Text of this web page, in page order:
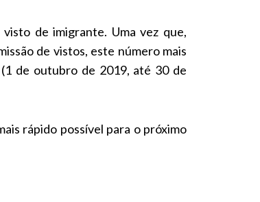
de imigrante. Uma vez que,
de vistos, este número mais
de outubro de 2019, até 30 de
rápido possível para o próximo